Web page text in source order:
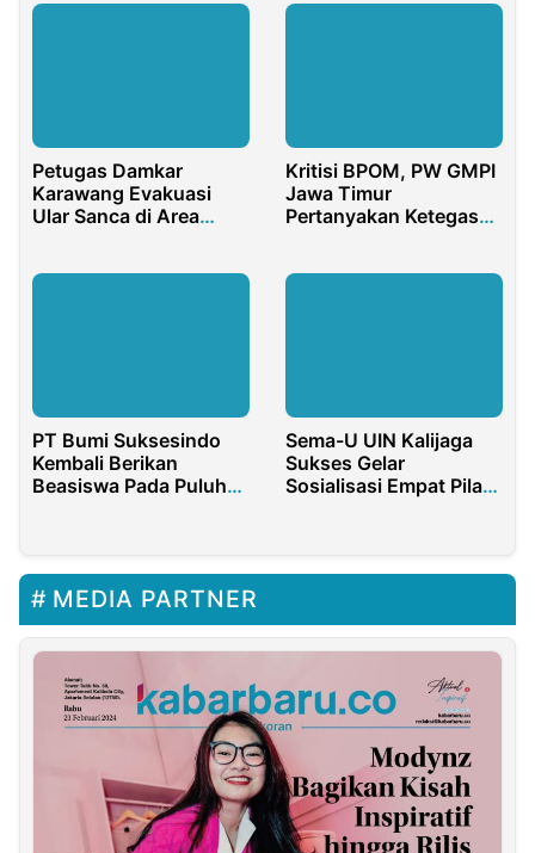
Pembangunan
Petugas Damkar
Karawang Evakuasi
Ular Sanca di Area
Kritisi BPOM, PW GMPI
Jawa Timur
Pertanyakan Ketegasan
PT Bumi Suksesindo
Kembali Berikan
Beasiswa Pada Puluhan
Sema-U UIN Kalijaga
Sukses Gelar
Sosialisasi Empat Pilar
MEDIA PARTNER